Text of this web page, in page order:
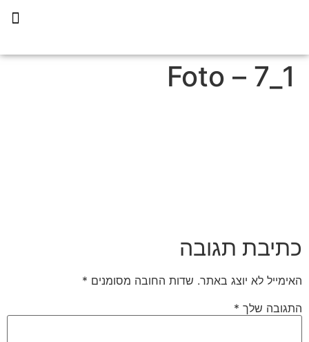
1_7 – Foto
כתיבת תגובה
האימייל לא יוצג באתר. שדות החובה מסומנים *
התגובה שלך *